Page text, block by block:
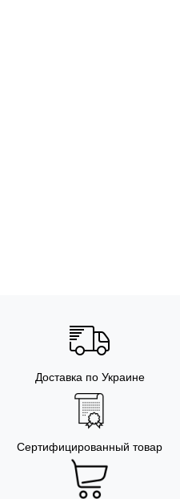
Доставка по Украине
Сертифицированный товар